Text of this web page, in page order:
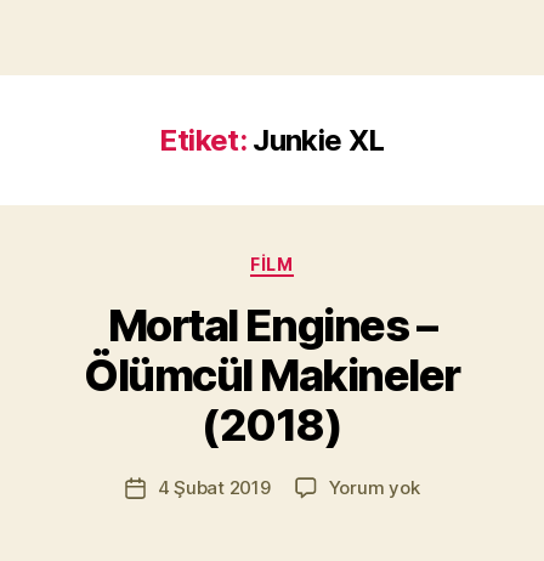
Etiket: Junkie XL
Kategoriler
FILM
Mortal Engines –
Ölümcül Makineler
(2018)
Yazının
yazarı
a
r
M
u
Yazı4 Şubat 2019 Yorum yokMortal